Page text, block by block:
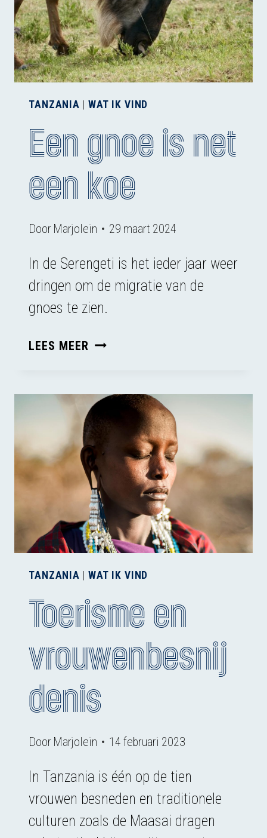
TANZANIA WAT IK VIND
Een gnoe is net
een koe
Door Marjolein 29 maart 2024
In de Serengeti is het ieder jaar weer
dringen om de migratie van de
gnoes te zien.
LEES MEER EEN
NET
EEN
KOE
TANZANIA WAT IK VIND
Toerisme en
vrouwenbesnij
denis
Door Marjolein 14 februari 2023
In Tanzania is één op de tien
vrouwen besneden en traditionele
culturen zoals de Maasai dragen